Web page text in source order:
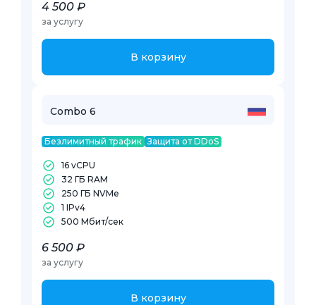
4 500 ₽
за услугу
В корзину
Combo 6
Безлимитный трафик Защита от DDoS
16 vCPU
32 ГБ RAM
250 ГБ NVMe
1 IPv4
500 Mбит/сек
6 500 ₽
за услугу
В корзину